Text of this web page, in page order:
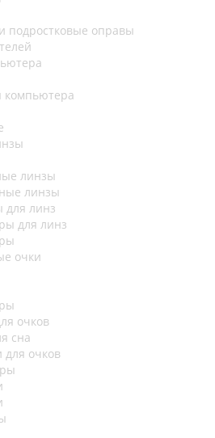
подростковые оправы
компьютера
линзы
линзы
для линз
для линз
очки
очков
сна
для очков